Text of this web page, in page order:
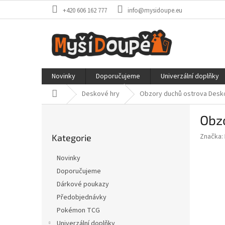
+420 606 162 777 info@mysidoupe.eu
Novinky Doporučujeme Univerzální doplňky
Domů Deskové hry Obzory duchů ostrova
kategorie
Kategorie
Novinky
Doporučujeme
Dárkové poukazy
Předobjednávky
Pokémon TCG
Značka: